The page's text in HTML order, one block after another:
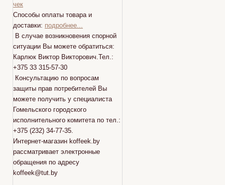
чек
Способы оплаты товара и
доставки: подробнее...
В случае возникновения спорной
ситуации Вы можете обратиться:
Карлюк Виктор Викторович.Тел.:
+375 33 315-57-30
Консультацию по вопросам
защиты прав потребителей Вы
можете получить у специалиста
Гомельского городского
исполнительного комитета по тел.:
+375 (232) 34-77-35.
Интернет-магазин koffeek.by
рассматривает электронные
обращения по адресу
koffeek@tut.by